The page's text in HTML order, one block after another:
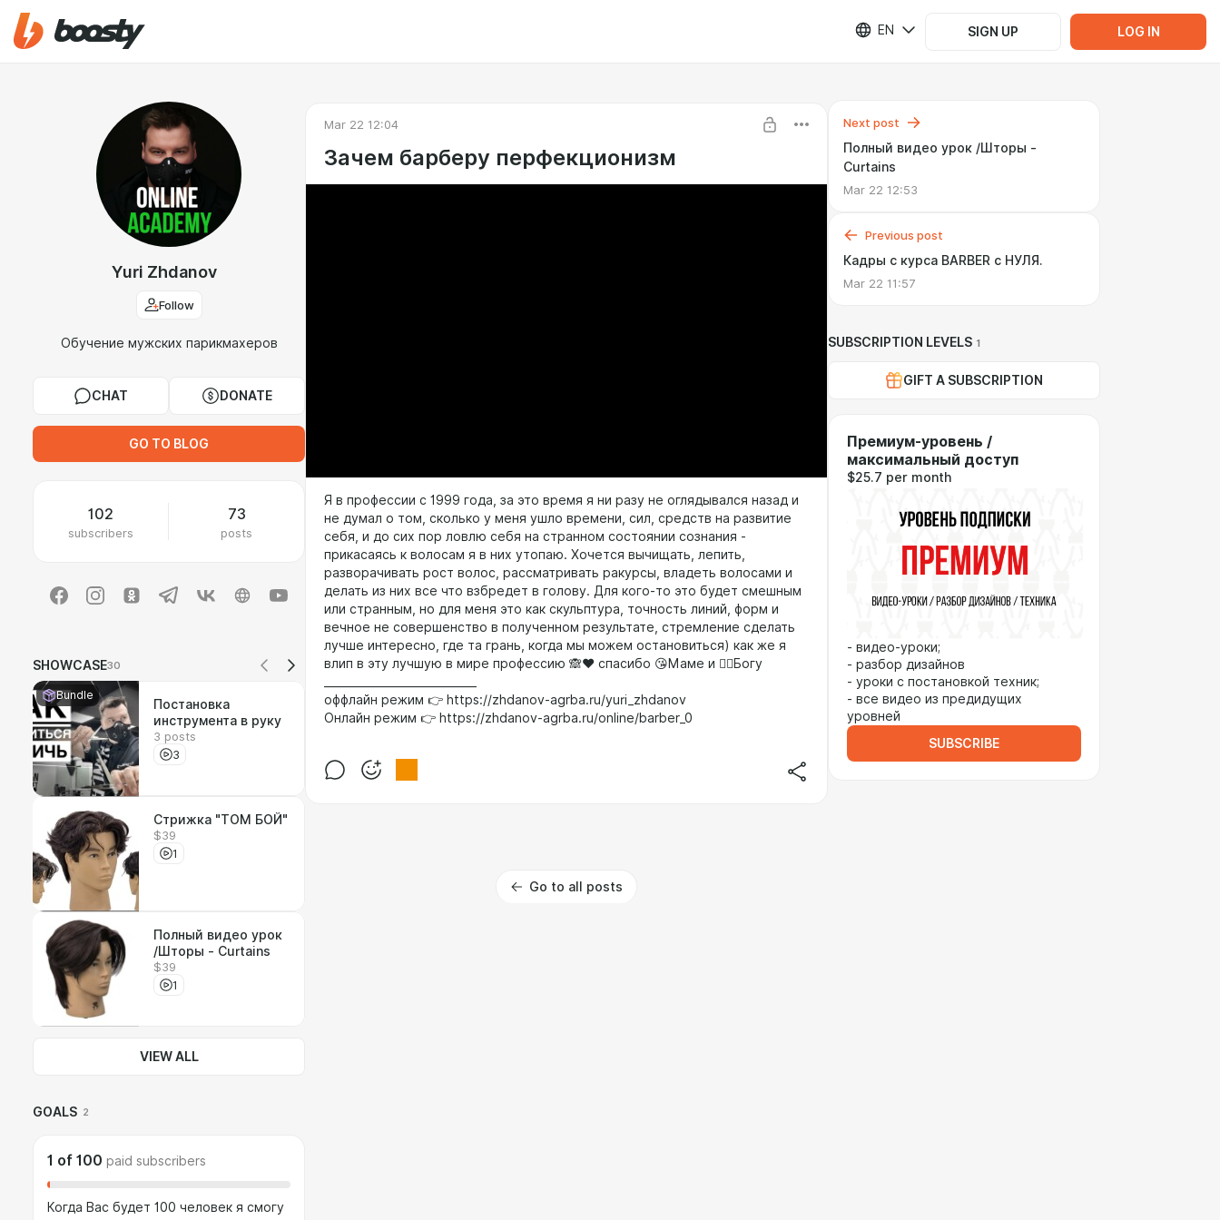
EN SIGN UP LOG IN
Yuri Zhdanov
Follow
Обучение мужских парикмахеров
CHAT DONATE
GO TO BLOG
102
subscribers
73
posts
SHOWCASE30
Bundle
Постановка
инструмента в руку
3 posts
3
Стрижка "ТОМ БОЙ"
$39
1
Полный видео урок
/Шторы - Curtains
$39
1
VIEW ALL
GOALS 2
1 of 100 paid subscribers
Когда Вас будет 100 человек я смогу
Mar 22 12:04
Зачем барберу перфекционизм
Я в профессии с 1999 года, за это время я ни разу не оглядывался назад и
не думал о том, сколько у меня ушло времени, сил, средств на развитие
себя, и до сих пор ловлю себя на странном состоянии сознания -
прикасаясь к волосам я в них утопаю. Хочется вычищать, лепить,
разворачивать рост волос, рассматривать ракурсы, владеть волосами и
делать из них все что взбредет в голову. Для кого-то это будет смешным
или странным, но для меня это как скульптура, точность линий, форм и
вечное не совершенство в полученном результате, стремление сделать
лучше интересно, где та грань, когда мы можем остановиться) как же я
влип в эту лучшую в мире профессию 🙈❤️ спасибо 😘Маме и ☝🏼Богу
оффлайн режим 👉 https://zhdanov-agrba.ru/yuri_zhdanov
Онлайн режим 👉 https://zhdanov-agrba.ru/online/barber_0
Go to all posts
Next post
Полный видео урок /Шторы -
Curtains
Mar 22 12:53
Previous post
Кадры с курса BARBER с НУЛЯ.
Mar 22 11:57
SUBSCRIPTION LEVELS 1
GIFT A SUBSCRIPTION
Премиум-уровень /
максимальный доступ
$25.7 per month
- видео-уроки;
- разбор дизайнов
- уроки с постановкой техник;
- все видео из предидущих
уровней
SUBSCRIBE